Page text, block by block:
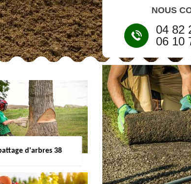
d'arbres 38
NOUS
04 82
06 10